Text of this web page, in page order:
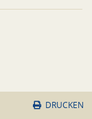
DRUCKEN